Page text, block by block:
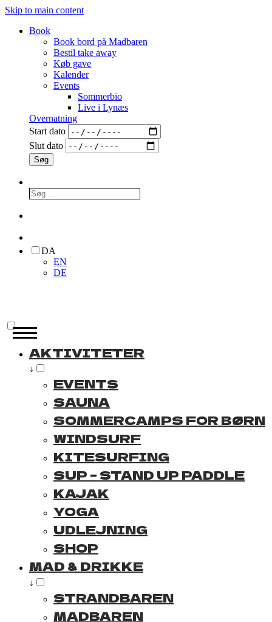
Skip to main content
Book
Book bord på Madbaren
Bestil take away
Køb gave
Kalender
Events
Sommerbio
Live i Lynæs
Overnatning
Start dato
Slut dato
DA
EN
DE
AKTIVITETER
↓
EVENTS
SAUNA
SOMMERCAMPS FOR BØRN
WINDSURF
KITESURFING
SUP – STAND UP PADDLE
KAJAK
YOGA
UDLEJNING
SHOP
MAD & DRIKKE
↓
STRANDBAREN
MADBAREN